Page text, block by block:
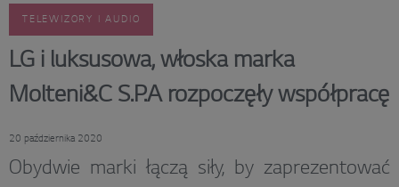
TELEWIZORY I AUDIO
LG i luksusowa, włoska marka
Molteni&C S.P.A rozpoczęły współpracę
20 października 2020
Obydwie marki łączą siły, by zaprezentować